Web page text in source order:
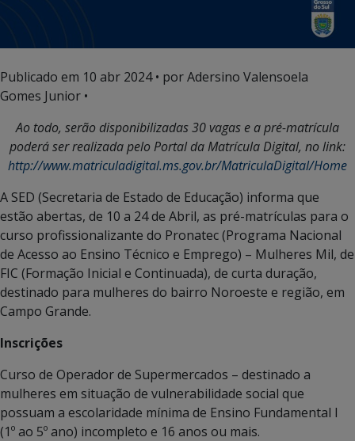
Publicado em 10 abr 2024• por Adersino Valensoela
Gomes Junior •
Ao todo, serão disponibilizadas 30 vagas e a pré-matrícula
poderá ser realizada pelo Portal da Matrícula Digital, no link:
http://www.matriculadigital.ms.gov.br/MatriculaDigital/Home
A SED (Secretaria de Estado de Educação) informa que
estão abertas, de 10 a 24 de Abril, as pré-matrículas para o
curso profissionalizante do Pronatec (Programa Nacional
de Acesso ao Ensino Técnico e Emprego) – Mulheres Mil, de
FIC (Formação Inicial e Continuada), de curta duração,
destinado para mulheres do bairro Noroeste e região, em
Campo Grande.
Inscrições
Curso de Operador de Supermercados – destinado a
mulheres em situação de vulnerabilidade social que
possuam a escolaridade mínima de Ensino Fundamental I
(1º ao 5º ano) incompleto e 16 anos ou mais.